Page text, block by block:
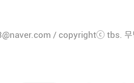
/ copyrightⓒ tbs. 무